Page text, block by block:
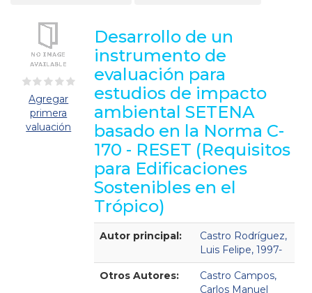
Agregar
primera
valuación
Desarrollo de un
instrumento de
evaluación para
estudios de impacto
ambiental SETENA
basado en la Norma C-
170 - RESET (Requisitos
para Edificaciones
Sostenibles en el
Trópico)
Detalles Bibliográficos
Autor principal:
Castro Rodríguez,
Luis Felipe, 1997-
Otros Autores:
Castro Campos,
Carlos Manuel